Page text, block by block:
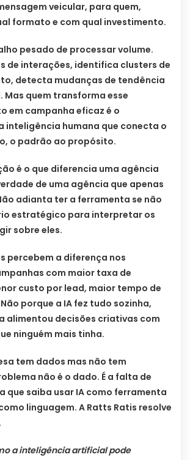
veicular, para quem,
formato e com qual investimento.
pesado de processar volume.
de interações, identifica clusters de
detecta mudanças de tendência
Mas quem transforma esse
em campanha eficaz é o
inteligência humana que conecta o
o padrão ao propósito.
é o que diferencia uma agência
de uma agência que apenas
adianta ter a ferramenta se não
estratégico para interpretar os
sobre eles.
percebem a diferença nos
com maior taxa de
custo por lead, maior tempo de
porque a IA fez tudo sozinha,
alimentou decisões criativas com
ninguém mais tinha.
tem dados mas não tem
não é o dado. É a falta de
que saiba usar IA como ferramenta
linguagem. A Ratts Ratis resolve
a inteligência artificial pode